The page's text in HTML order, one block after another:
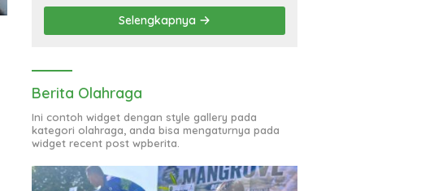
Danbrigif Cup I
Selengkapnya
Berita Olahraga
Ini contoh widget dengan style gallery pada
kategori olahraga, anda bisa mengaturnya pada
widget recent post wpberita.